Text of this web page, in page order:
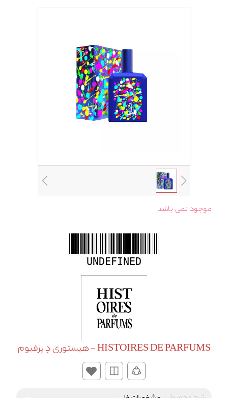
موجود نمی باشد
UNDEFINED
HISTOIRES DE PARFUMS - هیستوری دِ پرفیوم